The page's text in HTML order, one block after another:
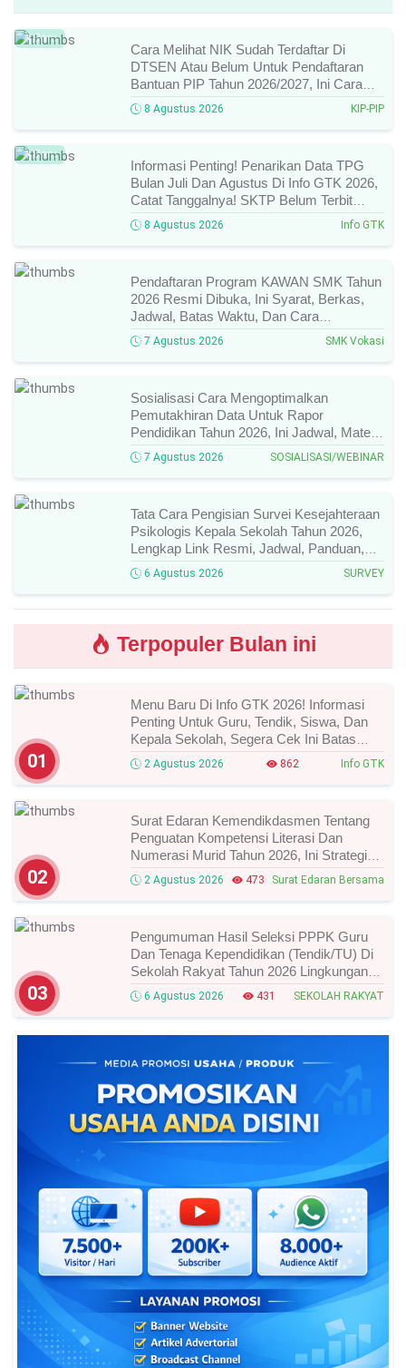
Baru
Cara Melihat NIK Sudah Terdaftar Di
DTSEN Atau Belum Untuk Pendaftaran
Bantuan PIP Tahun 2026/2027, Ini Cara
Cek Dan Syarat Perubahan Desil!
8 Agustus 2026 KIP-PIP
Baru
Informasi Penting! Penarikan Data TPG
Bulan Juli Dan Agustus Di Info GTK 2026,
Catat Tanggalnya! SKTP Belum Terbit
Januari–Juni, Ini Prosesnya!
8 Agustus 2026 Info GTK
Pendaftaran Program KAWAN SMK Tahun
2026 Resmi Dibuka, Ini Syarat, Berkas,
Jadwal, Batas Waktu, Dan Cara
Pendaftarannya!
7 Agustus 2026 SMK Vokasi
Sosialisasi Cara Mengoptimalkan
Pemutakhiran Data Untuk Rapor
Pendidikan Tahun 2026, Ini Jadwal, Materi,
Narasumber, Dan Link Mengikutinya!
7 Agustus 2026 SOSIALISASI/WEBINAR
Tata Cara Pengisian Survei Kesejahteraan
Psikologis Kepala Sekolah Tahun 2026,
Lengkap Link Resmi, Jadwal, Panduan,
Dan Hal Yang Wajib Diperhatikan!
6 Agustus 2026 SURVEY
Terpopuler Bulan ini
01
Menu Baru Di Info GTK 2026! Informasi
Penting Untuk Guru, Tendik, Siswa, Dan
Kepala Sekolah, Segera Cek Ini Batas
Waktunya!
2 Agustus 2026 862 Info GTK
02
Surat Edaran Kemendikdasmen Tentang
Penguatan Kompetensi Literasi Dan
Numerasi Murid Tahun 2026, Ini Strategi
Dan Alurnya
2 Agustus 2026 473 Surat Edaran Bersama
03
Pengumuman Hasil Seleksi PPPK Guru
Dan Tenaga Kependidikan (Tendik/TU) Di
Sekolah Rakyat Tahun 2026 Lingkungan
Kementerian Sosial RI, Ini Daftar Nama
Peserta Yang Lolos!
6 Agustus 2026 431 SEKOLAH RAKYAT